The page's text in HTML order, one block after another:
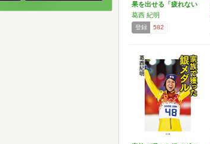
果を出せる「疲れない
体…
葛西 紀明
登録 582